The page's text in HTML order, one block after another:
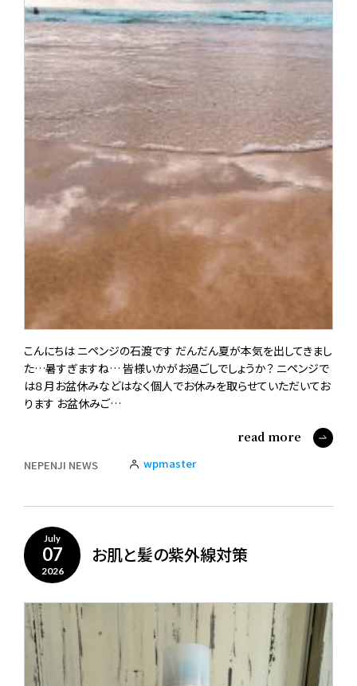
こんにちは ニペンジの石渡です だんだん夏が本気を出してきまし
た…暑すぎますね… 皆様いかがお過ごしでしょうか？ ニペンジで
は８月お盆休みなどはなく個人でお休みを取らせていただいてお
ります お盆休みご…
read more
NEPENJI NEWS wpmaster
July
07
2026
お肌と髪の紫外線対策